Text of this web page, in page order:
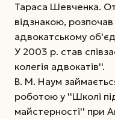
Тараса Шевченка.
відзнакою, розпочав
адвокатському
У 2003 р. став
колегія адвокатів''.
В. М. Наум
роботою у ''Школі
майстерності'' при